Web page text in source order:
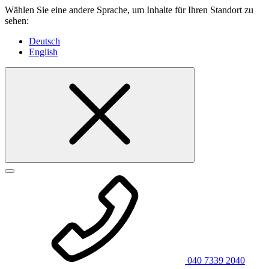
Wählen Sie eine andere Sprache, um Inhalte für Ihren Standort zu
sehen:
Deutsch
English
040 7339 2040